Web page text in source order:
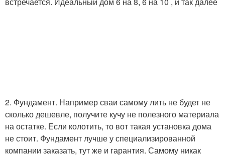
2. Фундамент. Например сваи самому лить не будет не
сколько дешевле, получите кучу не полезного материала
на остатке. Если колотить, то вот такая установка дома
не стоит. Фундамент лучше у специализированной
компании заказать, тут же и гарантия. Самому никак